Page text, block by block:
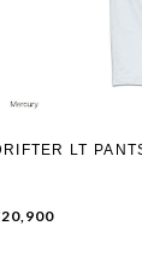
LT